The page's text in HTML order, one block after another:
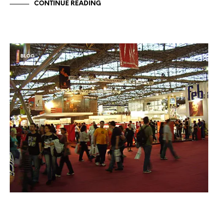
CONTINUE READING
BLOG
FAVELA